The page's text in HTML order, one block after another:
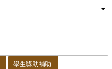
學生獎助補助